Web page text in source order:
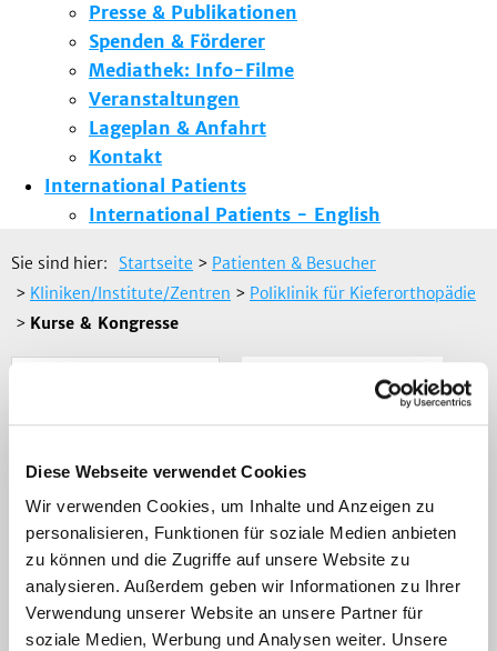
Diese Webseite verwendet Cookies
Wir verwenden Cookies, um Inhalte und Anzeigen zu
personalisieren, Funktionen für soziale Medien anbieten
zu können und die Zugriffe auf unsere Website zu
analysieren. Außerdem geben wir Informationen zu Ihrer
Verwendung unserer Website an unsere Partner für
soziale Medien, Werbung und Analysen weiter. Unsere
Presse & Publikationen
Spenden & Förderer
Mediathek: Info-Filme
Veranstaltungen
Lageplan & Anfahrt
Kontakt
International Patients
International Patients - English
Sie sind hier: Startseite > Patienten & Besucher
> Kliniken/Institute/Zentren > Poliklinik für Kieferorthopädie
> Kurse & Kongresse
Für Patienten
Für Studierende
Weiterbildung